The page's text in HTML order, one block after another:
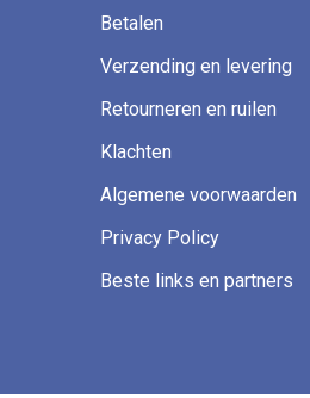
Betalen
Verzending en levering
Retourneren en ruilen
Klachten
Algemene voorwaarden
Privacy Policy
Beste links en partners